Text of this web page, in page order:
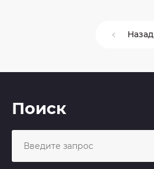
Назад
Поиск